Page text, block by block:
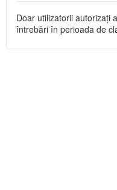
Doar utilizatorii autorizați
întrebări în perioada de